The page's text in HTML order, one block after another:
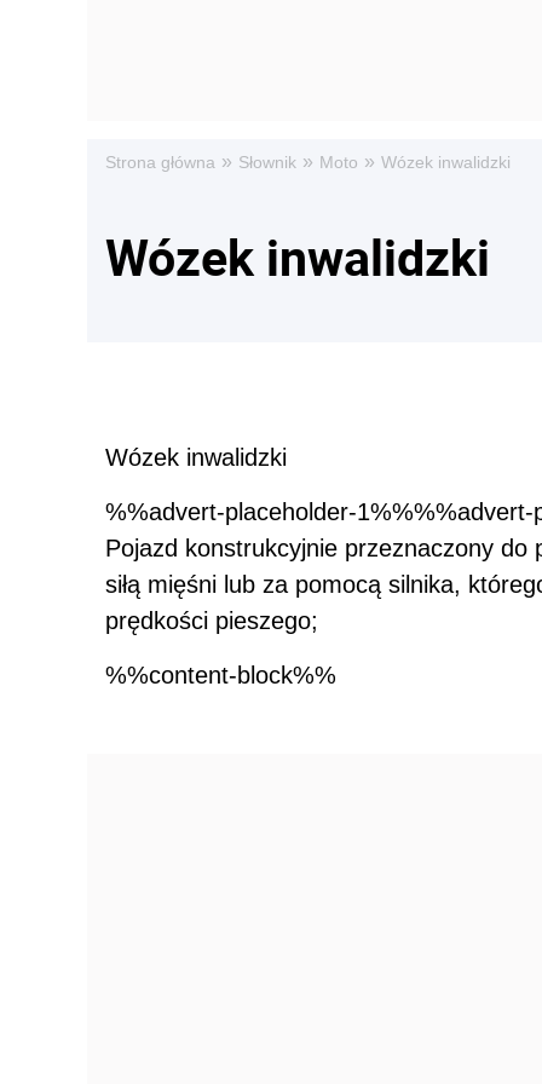
Strona główna » Słownik » Moto » Wózek inwalidzki
Wózek inwalidzki
Wózek inwalidzki
%%advert-placeholder-1%%%%advert-
Pojazd konstrukcyjnie przeznaczony do
siłą mięśni lub za pomocą silnika,
prędkości pieszego;
%%content-block%%